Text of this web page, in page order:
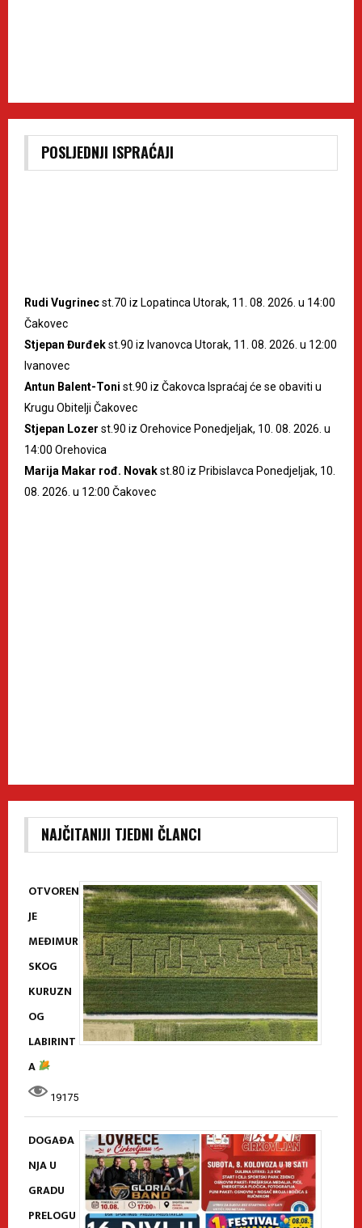
POSLJEDNJI ISPRAĆAJI
Rudi Vugrinecst.70 iz Lopatinca Utorak, 11. 08. 2026. u 14:00
Čakovec
Stjepan Đurđekst.90 iz Ivanovca Utorak, 11. 08. 2026. u 12:00
Ivanovec
Antun Balent-Toni st.90 iz Čakovca Ispraćaj će se obaviti u
Krugu Obitelji Čakovec
Stjepan Lozer st.90 iz Orehovice Ponedjeljak, 10. 08. 2026. u
14:00 Orehovica
Marija Makar rođ. Novakst.80 iz Pribislavca Ponedjeljak, 10.
08. 2026. u 12:00 Čakovec
NAJČITANIJI TJEDNI ČLANCI
OTVOREN
JE
MEĐIMUR
SKOG
KURUZN
OG
LABIRINT
A
19175
DOGAĐA
NJA U
GRADU
PRELOGU